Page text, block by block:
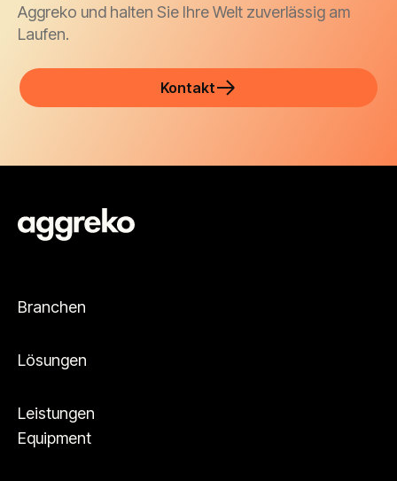
Aggreko und halten Sie Ihre Welt zuverlässig am
Laufen.
Kontakt
Branchen
Lösungen
Leistungen
Equipment